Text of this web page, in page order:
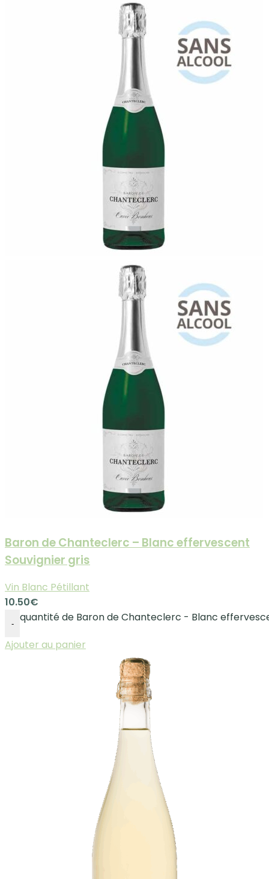
Baron de Chanteclerc – Blanc effervescent
Souvignier gris
Vin Blanc Pétillant
10.50€
-
quantité de Baron de Chanteclerc - Blanc
Ajouter au panier